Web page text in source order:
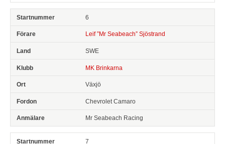
6
Leif ”Mr Seabeach” Sjöstrand
SWE
MK Brinkarna
Växjö
Chevrolet Camaro
Mr Seabeach Racing
7